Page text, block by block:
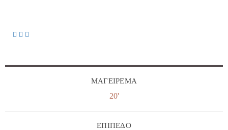
ΜΑΓΕΊΡΕΜΑ
20'
ΕΠΊΠΕΔΟ